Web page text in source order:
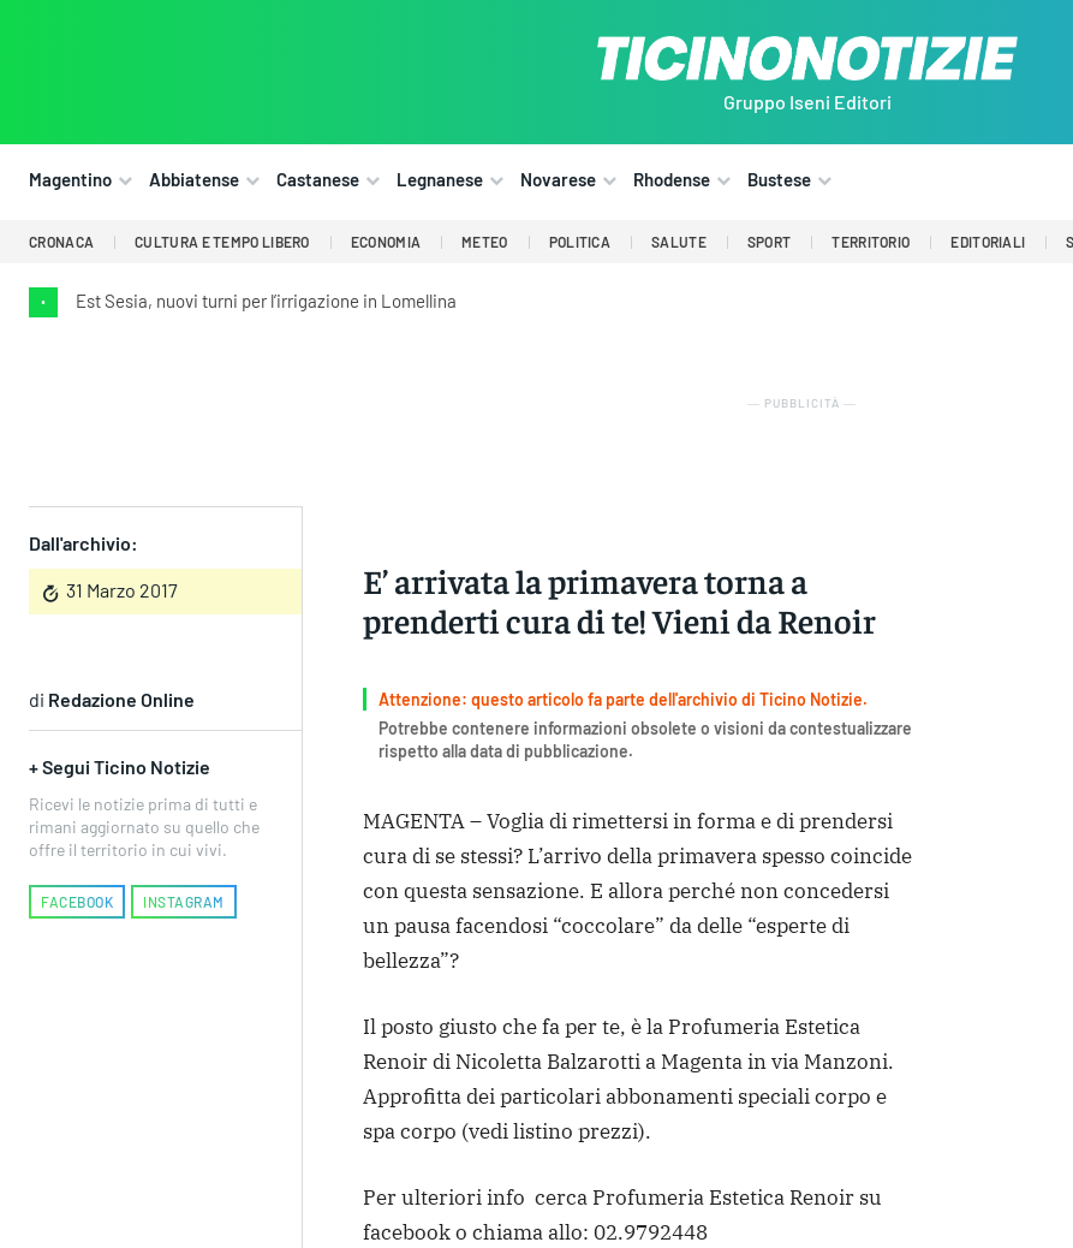
Gruppo Iseni Editori
Magentino Abbiatense Castanese Legnanese Novarese Rhodense Bustese
CRONACA CULTURA E TEMPO LIBERO ECONOMIA METEO POLITICA SALUTE SPORT TERRITORIO EDITORIALI
• Est Sesia, nuovi turni per l’irrigazione in Lomellina
― PUBBLICITÀ ―
Dall'archivio:
31 Marzo 2017
E’ arrivata la primavera torna a
prenderti cura di te! Vieni da Renoir
di Redazione Online
+ Segui Ticino Notizie
Ricevi le notizie prima di tutti e
rimani aggiornato su quello che
offre il territorio in cui vivi.
FACEBOOK INSTAGRAM
Attenzione: questo articolo fa parte dell'archivio di Ticino Notizie.
Potrebbe contenere informazioni obsolete o visioni da contestualizzare
rispetto alla data di pubblicazione.
MAGENTA – Voglia di rimettersi in forma e di prendersi
cura di se stessi? L’arrivo della primavera spesso coincide
con questa sensazione. E allora perché non concedersi
un pausa facendosi “coccolare” da delle “esperte di
bellezza”?
Il posto giusto che fa per te, è la Profumeria Estetica
Renoir di Nicoletta Balzarotti a Magenta in via Manzoni.
Approfitta dei particolari abbonamenti speciali corpo e
spa corpo (vedi listino prezzi).
Per ulteriori info cerca Profumeria Estetica Renoir su
facebook o chiama allo: 02.9792448